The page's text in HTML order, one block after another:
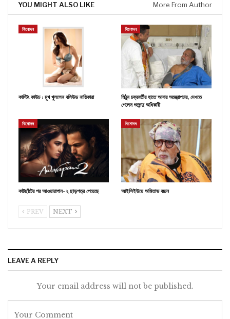
YOU MIGHT ALSO LIKE More From Author
বিনোদন
কাস্টিং কাউচ : মুখ খুললেন বলিউড নায়িকারা
বিনোদন
মিঠুন চক্রবর্তীর হাতে আবার অস্ত্রোপচার, দেখতে
গেলেন শুভেন্দু অধিকারী
বিনোদন
কাটছাঁটের পর আওয়ারাপান-২ ছাড়পত্র পেয়েছে
বিনোদন
আইসিইউয়ে অমিতাভ বচ্চন
PREV NEXT
LEAVE A REPLY
Your email address will not be published.